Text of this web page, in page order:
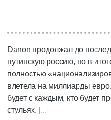
Danon продолжал до
путинскую россию, но в
полностью
влетела на миллиарды
будет с каждым, кто будет
стульях. [...]